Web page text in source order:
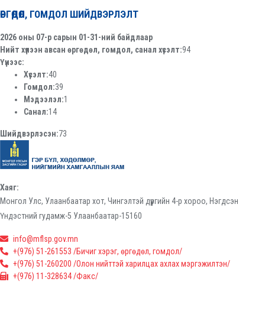
ӨРГӨДӨЛ, ГОМДОЛ ШИЙДВЭРЛЭЛТ
2026 оны 07-р сарын 01-31-ний байдлаар
Нийт хүлээн авсан өргөдөл, гомдол, санал хүсэлт:94
Үүнээс:
Хүсэлт:40
Гомдол:39
Мэдээлэл:1
Санал:14
Шийдвэрлэсэн:73
Хаяг:
Монгол Улс, Улаанбаатар хот, Чингэлтэй дүүргийн 4-р хороо, Нэгдсэн
Үндэстний гудамж-5 Улаанбаатар-15160
info@mflsp.gov.mn
+(976) 51-261553 /Бичиг хэрэг, өргөдөл, гомдол/
+(976) 51-260200 /Олон нийттэй харилцах ахлах мэргэжилтэн/
+(976) 11-328634 /Факс/